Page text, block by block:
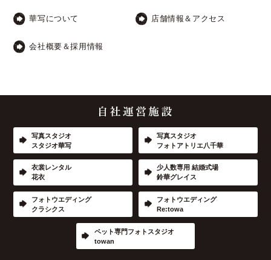
華写について 店舗情報＆アクセス
会社概要＆採用情報
写真スタジオ
スタジオ華写
写真スタジオ
フォトアトリエ八千華
衣裳レンタル
花衣
少人数専用 結婚式場
鈴華グレイス
フォトウエディング
クラシクス
フォトウエディング
Re:towa
ペット専門フォトスタジオ
towan